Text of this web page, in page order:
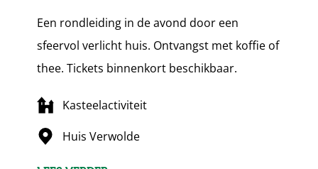
Een rondleiding in de avond door een
sfeervol verlicht huis. Ontvangst met koffie of
thee. Tickets binnenkort beschikbaar.
Kasteelactiviteit
Huis Verwolde